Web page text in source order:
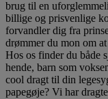
brug til en
billige og prisvenlige
forvandler dig fra
drømmer du mon om
Hos os finder du både
hende, barn som
cool dragt til din
papegøje? Vi har